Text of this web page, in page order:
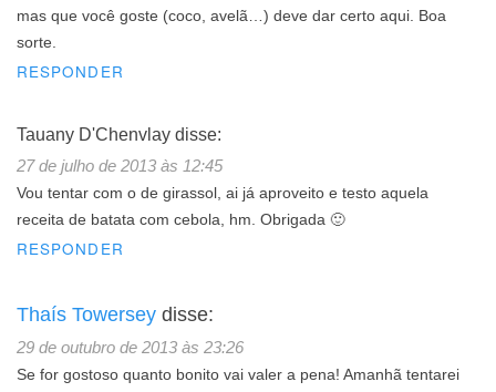
mas que você goste (coco, avelã…) deve dar certo aqui. Boa
sorte.
RESPONDER
Tauany D'Chenvlay disse:
27 de julho de 2013 às 12:45
Vou tentar com o de girassol, ai já aproveito e testo aquela
receita de batata com cebola, hm. Obrigada 🙂
RESPONDER
Thaís Towersey disse:
29 de outubro de 2013 às 23:26
Se for gostoso quanto bonito vai valer a pena! Amanhã tentarei